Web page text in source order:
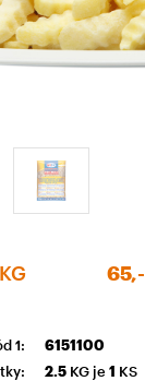
65,-
1:
6151100
2.5 KG je 1 KS